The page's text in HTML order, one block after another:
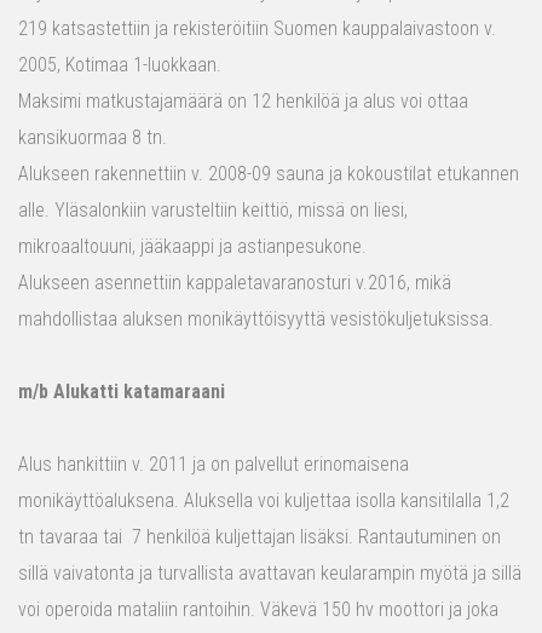
219 katsastettiin ja rekisteröitiin Suomen kauppalaivastoon v.
2005, Kotimaa 1-luokkaan.
Maksimi matkustajamäärä on 12 henkilöä ja alus voi ottaa
kansikuormaa 8 tn.
Alukseen rakennettiin v. 2008-09 sauna ja kokoustilat etukannen
alle. Yläsalonkiin varusteltiin keittiö, missä on liesi,
mikroaaltouuni, jääkaappi ja astianpesukone.
Alukseen asennettiin kappaletavaranosturi v.2016, mikä
mahdollistaa aluksen monikäyttöisyyttä vesistökuljetuksissa.
m/b Alukatti katamaraani
Alus hankittiin v. 2011 ja on palvellut erinomaisena
monikäyttöaluksena. Aluksella voi kuljettaa isolla kansitilalla 1,2
tn tavaraa tai 7 henkilöä kuljettajan lisäksi. Rantautuminen on
sillä vaivatonta ja turvallista avattavan keularampin myötä ja sillä
voi operoida mataliin rantoihin. Väkevä 150 hv moottori ja joka